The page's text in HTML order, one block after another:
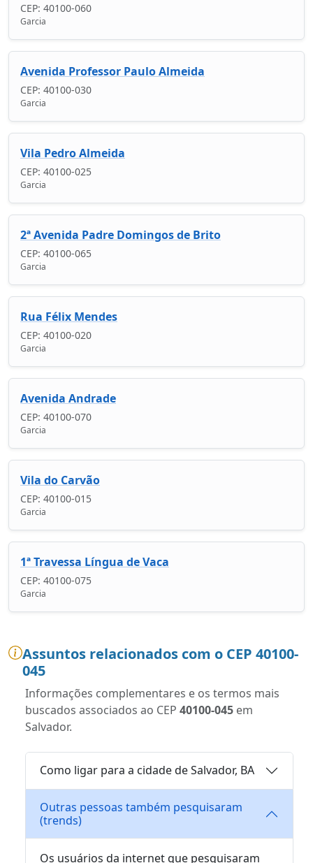
CEP: 40100-060
Garcia
Avenida Professor Paulo Almeida
CEP: 40100-030
Garcia
Vila Pedro Almeida
CEP: 40100-025
Garcia
2ª Avenida Padre Domingos de Brito
CEP: 40100-065
Garcia
Rua Félix Mendes
CEP: 40100-020
Garcia
Avenida Andrade
CEP: 40100-070
Garcia
Vila do Carvão
CEP: 40100-015
Garcia
1ª Travessa Língua de Vaca
CEP: 40100-075
Garcia
Assuntos relacionados com o CEP 40100-
045
Informações complementares e os termos mais
buscados associados ao CEP 40100-045 em
Salvador.
Como ligar para a cidade de Salvador, BA
Outras pessoas também pesquisaram
(trends)
Os usuários da internet que pesquisaram